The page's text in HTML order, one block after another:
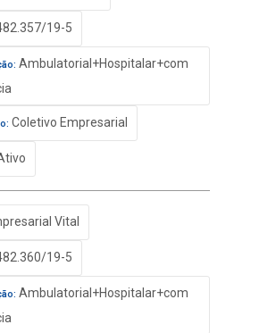
19-5
Ambulatorial+Hospitalar+com
Coletivo Empresarial
Vital
19-5
Ambulatorial+Hospitalar+com